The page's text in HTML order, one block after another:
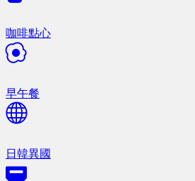
咖啡點心
早午餐
日韓異國